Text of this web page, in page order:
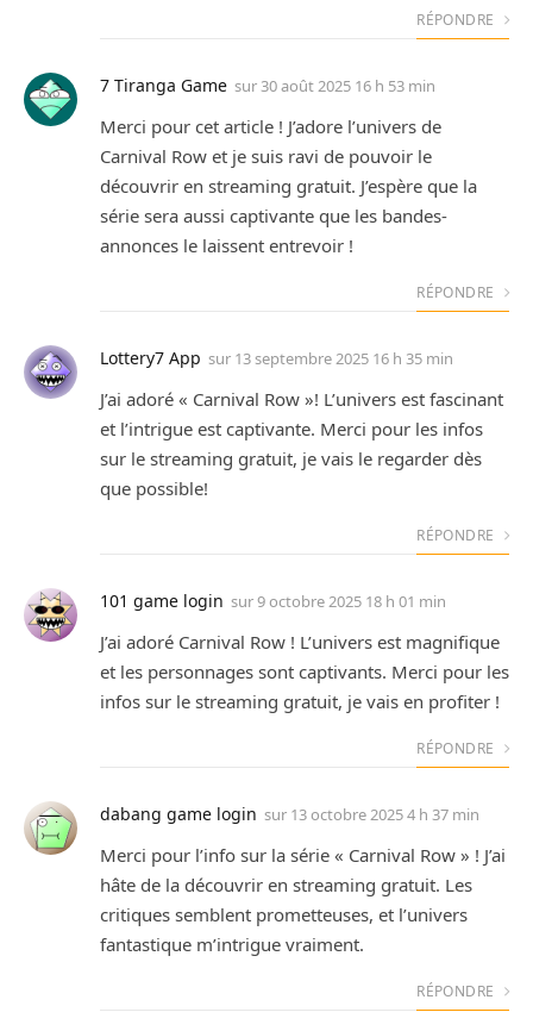
RÉPONDRE
7 Tiranga Game sur 30 août 2025 16 h 53 min
Merci pour cet article ! J’adore l’univers de
Carnival Row et je suis ravi de pouvoir le
découvrir en streaming gratuit. J’espère que la
série sera aussi captivante que les bandes-
annonces le laissent entrevoir !
RÉPONDRE
Lottery7 App sur 13 septembre 2025 16 h 35 min
J’ai adoré « Carnival Row »! L’univers est fascinant
et l’intrigue est captivante. Merci pour les infos
sur le streaming gratuit, je vais le regarder dès
que possible!
RÉPONDRE
101 game login sur9 octobre 2025 18 h 01 min
J’ai adoré Carnival Row ! L’univers est magnifique
et les personnages sont captivants. Merci pour les
infos sur le streaming gratuit, je vais en profiter !
RÉPONDRE
dabang game login sur 13 octobre 2025 4 h 37 min
Merci pour l’info sur la série « Carnival Row » ! J’ai
hâte de la découvrir en streaming gratuit. Les
critiques semblent prometteuses, et l’univers
fantastique m’intrigue vraiment.
RÉPONDRE